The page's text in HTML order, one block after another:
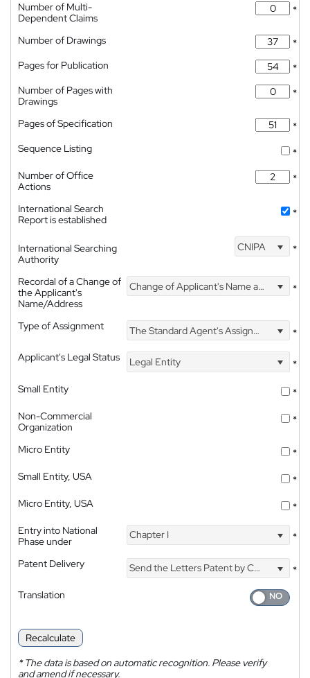
Number of Multi-
Dependent Claims
*
Number of Drawings
*
Pages for Publication
*
Number of Pages with
Drawings
*
Pages of Specification
*
Sequence Listing
*
Number of Office
Actions
*
International Search
Report is established
*
International Searching
Authority
CNIPA *
Recordal of a Change of
the Applicant's
Name/Address
Change of Applicant's Name and Address *
Type of Assignment The Standard Agent's Assignment
*
Applicant's Legal Status
Legal Entity
*
Small Entity
*
Non-Commercial
Organization
*
Micro Entity
*
Small Entity, USA
*
Micro Entity, USA
*
Entry into National
Phase under
Chapter I *
Patent Delivery Send the Letters Patent by Courier
*
Translation
Recalculate
*The data is based on automatic recognition. Please verify
and amend if necessary.